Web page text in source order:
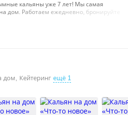
кальяны уже 7 лет! Мы самая
дом. Работаем ежедневно, бронируйте
дарим кальян на фрукте).
скидка 10% на кальян!…
дом, Кейтеринг ещё 1